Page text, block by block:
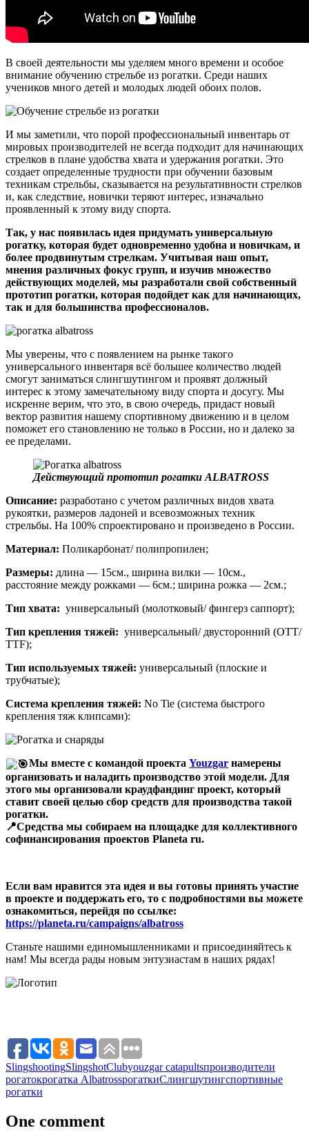
В своей деятельности мы уделяем много времени и особое
внимание обучению стрельбе из рогатки. Среди наших
учеников много детей и молодых людей обоих полов.
И мы заметили, что порой профессиональный инвентарь от
мировых производителей не всегда подходит для начинающих
стрелков в плане удобства хвата и удержания рогатки. Это
создает определенные трудности при обучении базовым
техникам стрельбы, сказывается на результативности стрелков
и, как следствие, новички теряют интерес, изначально
проявленный к этому виду спорта.
Так, у нас появилась идея придумать универсальную
рогатку, которая будет одновременно удобна и новичкам, и
более продвинутым стрелкам. Учитывая наш опыт,
мнения различных фокус групп, и изучив множество
действующих моделей, мы разработали свой собственный
прототип рогатки, которая подойдет как для начинающих,
так и для большинства профессионалов.
Мы уверены, что с появлением на рынке такого
универсального инвентаря всё большее количество людей
смогут заниматься слингшутингом и проявят должный
интерес к этому замечательному виду спорта и досугу. Мы
искренне верим, что это, в свою очередь, придаст новый
вектор развития нашему спортивному движению и в целом
поможет его становлению не только в России, но и далеко за
ее пределами.
Действующий прототип рогатки ALBATROSS
Описание: разработано с учетом различных видов хвата
рукоятки, размеров ладоней и всевозможных техник
стрельбы. На 100% спроектировано и произведено в России.
Материал: Поликарбонат/ полипропилен;
Размеры: длина — 15см., ширина вилки — 10см.,
расстояние между рожками — 6см.; ширина рожка — 2см.;
Тип хвата: универсальный (молотковый/ фингерз саппорт);
Тип крепления тяжей: универсальный/ двусторонний (OTT/
TTF);
Тип используемых тяжей: универсальный (плоские и
трубчатые);
Система крепления тяжей: No Tie (система быстрого
крепления тяж клипсами):
Мы вместе с командой проектаYouzgar намерены
организовать и наладить производство этой модели. Для
этого мы организовали краудфандинг проект, который
ставит своей целью сбор средств для производства такой
рогатки.
📍Средства мы собираем на площадке для коллективного
софинансирования проектов Planeta ru.
Если вам нравится эта идея и вы готовы принять участие
в проекте и поддержать его, то с подробностями вы можете
ознакомиться, перейдя по ссылке:
https://planeta.ru/campaigns/albatross
Станьте нашими единомышленниками и присоединяйтесь к
нам! Мы всегда рады новым энтузиастам в наших рядах!
SlingshootingSlingshotClubyouzgar catapultsпроизводители
рогатокрогатка AlbatrossрогаткиСлингшутингспортивные
рогатки
One comment